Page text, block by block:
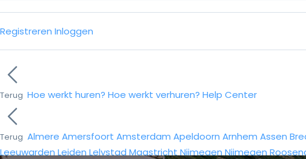
Registreren Inloggen
Terug Hoe werkt huren? Hoe werkt verhuren? Help Center
Terug Almere Amersfoort Amsterdam Apeldoorn Arnhem Assen
Leeuwarden Leiden Lelystad Maastricht Nijmegen Nijmegen